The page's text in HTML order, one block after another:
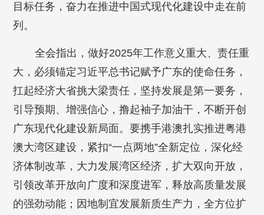
目标任务，奋力在推进中国式现代化建设中走在前
列。
全会指出，做好2025年工作意义重大、责任重
大，必须锚定习近平总书记赋予广东的使命任务，
扛起经济大省挑大梁责任，坚持发展是第一要务，
引导预期、增强信心，撸起袖子加油干，不断开创
广东现代化建设新局面。要携手港澳扎实推进粤港
澳大湾区建设，紧扣“一点两地”全新定位，深化经
济体制改革，大力发展湾区经济，扩大双向开放，
引领改革开放向广度和深度进军，释放高质量发展
的强劲动能；因地制宜发展新质生产力，全方位扩